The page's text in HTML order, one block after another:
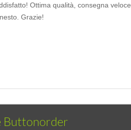
Ottima qualità, consegna veloce,
Grazie!
Buttonorder